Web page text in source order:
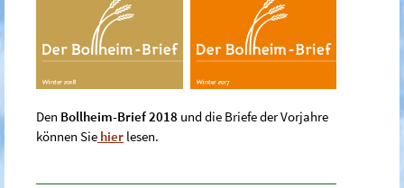
Den Bollheim-Brief 2018 und die Briefe der Vorjahre
können Sie hier lesen.